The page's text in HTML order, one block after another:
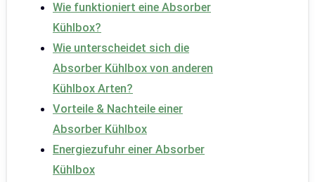
Wie funktioniert eine Absorber
Kühlbox?
Wie unterscheidet sich die
Absorber Kühlbox von anderen
Kühlbox Arten?
Vorteile & Nachteile einer
Absorber Kühlbox
Energiezufuhr einer Absorber
Kühlbox